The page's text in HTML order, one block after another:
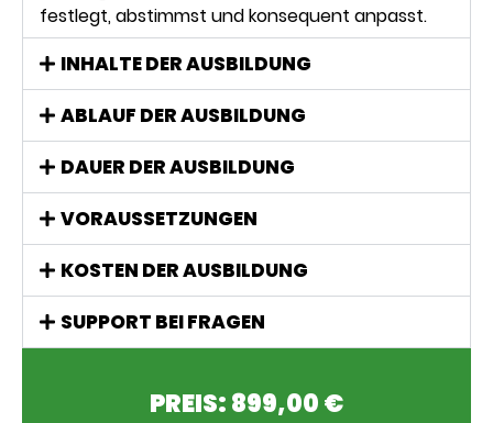
festlegt, abstimmst und konsequent anpasst.
INHALTE DER AUSBILDUNG
ABLAUF DER AUSBILDUNG
DAUER DER AUSBILDUNG
VORAUSSETZUNGEN
KOSTEN DER AUSBILDUNG
SUPPORT BEI FRAGEN
PREIS: 899,00 €